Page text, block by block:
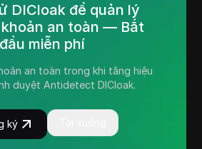
DICloak để quản lý
an toàn — Bắt
đầu miễn phí
an toàn trong khi tăng hiệu
duyệt Antidetect DICloak.
ký